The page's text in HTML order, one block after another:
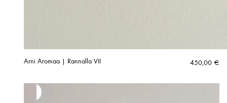
Arni Aromaa | Rannalla VII 450,00 €